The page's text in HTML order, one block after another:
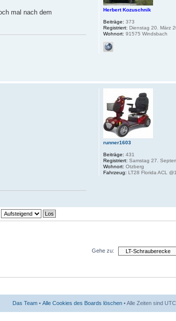
mal nach dem
Herbert Kozuschnik
Beiträge: 373
Registriert: Dienstag 20. März
Wohnort: 91575 Windsbach
runner1603
Beiträge: 431
Registriert: Samstag 27.
Wohnort: Otzberg
Fahrzeug: LT28 Florida ACL
Gehe zu:
Das Team • Alle Cookies des Boards löschen • Alle Zeiten sind